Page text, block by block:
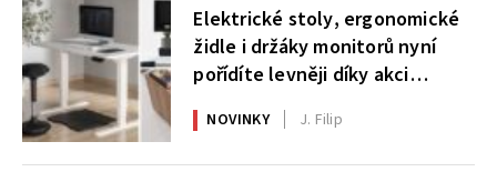
Elektrické stoly, ergonomické
židle i držáky monitorů nyní
pořídíte levněji díky akci
AlzaErgo
NOVINKY J. Filip